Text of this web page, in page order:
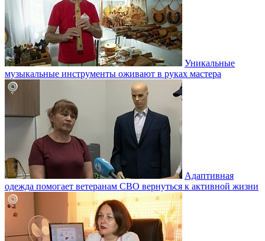
Уникальные
музыкальные инструменты оживают в руках мастера
Адаптивная
одежда помогает ветеранам СВО вернуться к активной жизни